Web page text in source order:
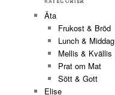
KATEGORIER
Äta
Frukost & Bröd
Lunch & Middag
Mellis & Kvällis
Prat om Mat
Sött & Gott
Elise